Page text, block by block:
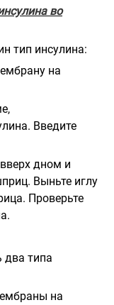
во
тип инсулина:
на
Введите
дном и
Выньте иглу
Проверьте
два типа
на